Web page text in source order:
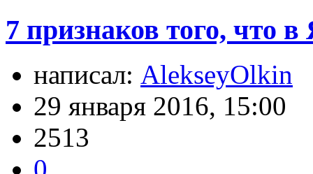
7 признаков того, что
написал: AlekseyOlkin
29 января 2016, 15:00
2513